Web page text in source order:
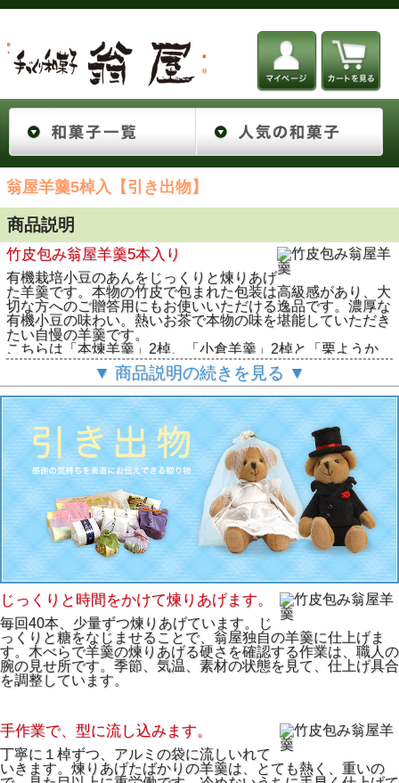
翁屋羊羹5棹入【引き出物】
商品説明
竹皮包み翁屋羊羹5本入り
有機栽培小豆のあんをじっくりと煉りあげ
た羊羹です。本物の竹皮で包まれた包装は高級感があり、大
切な方へのご贈答用にもお使いいただける逸品です。濃厚な
有機小豆の味わい。熱いお茶で本物の味を堪能していただき
たい自慢の羊羹です。
こちらは「本煉羊羹」2棹、「小倉羊羹」2棹と「栗ようか
ん」の5本入りになります。
▼ 商品説明の続きを見る ▼
じっくりと時間をかけて煉りあげます。
毎回40本、少量ずつ煉りあげています。じ
っくりと糖をなじませることで、翁屋独自の羊羹に仕上げま
す。木べらで羊羹の煉りあげる硬さを確認する作業は、職人の
腕の見せ所です。季節、気温、素材の状態を見て、仕上げ具合
を調整しています。
手作業で、型に流し込みます。
丁寧に１棹ずつ、アルミの袋に流しいれて
いきます。煉りあげたばかりの羊羹は、とても熱く、重いの